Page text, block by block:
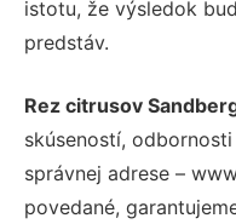
istotu, že výsledok
predstáv.
Rez citrusov
skúseností,
správnej adrese –
povedané,